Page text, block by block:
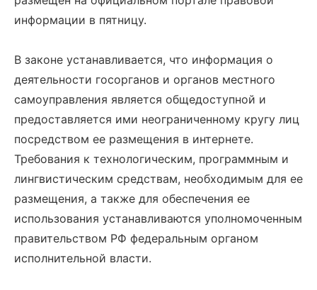
информации в пятницу.
В законе устанавливается, что информация о
деятельности госорганов и органов местного
самоуправления является общедоступной и
предоставляется ими неограниченному кругу лиц
посредством ее размещения в интернете.
Требования к технологическим, программным и
лингвистическим средствам, необходимым для ее
размещения, а также для обеспечения ее
использования устанавливаются уполномоченным
правительством РФ федеральным органом
исполнительной власти.